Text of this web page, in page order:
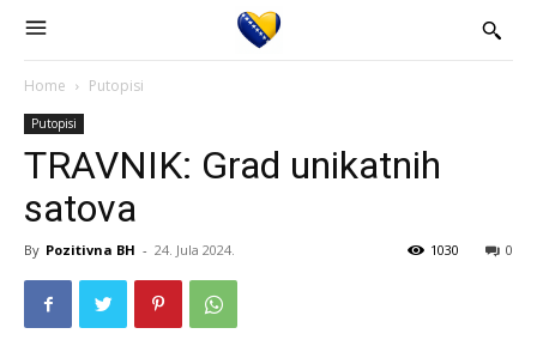
Home Putopisi
Putopisi
TRAVNIK: Grad unikatnih
satova
By Pozitivna BH - 24. Jula 2024. 0
1030